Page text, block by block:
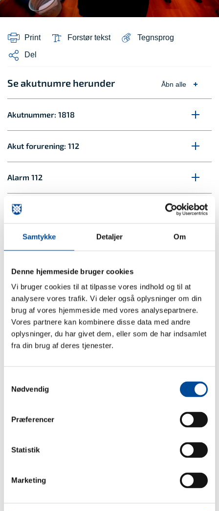
Samtykke Detaljer Om
Denne hjemmeside bruger cookies
Vi bruger cookies til at tilpasse vores indhold og til at
analysere vores trafik. Vi deler også oplysninger om din
brug af vores hjemmeside med vores analysepartnere.
Vores partnere kan kombinere disse data med andre
oplysninger, du har givet dem, eller som de har indsamlet
fra din brug af deres tjenester.
Nødvendig
Præferencer
Statistik
Marketing
Print Forstør tekst Tegnsprog
Del
Se akutnumre herunder Åbn alle
Akutnummer: 1818
Akut forurening: 112
Alarm 112
Giftlinjen: 82 12 12 12
Lægevagten: 1818
Politi 114
Psykiatrisk akutmodtagelse - Roskilde: 58 53 75
00
Rådgivning ved akut psykisk krise
Tandpinevagten: 29 60 01 11​
Sidst opdateret: 16. marts 2026